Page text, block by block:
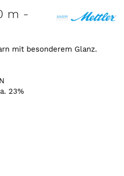
m -
mit besonderem Glanz.
23%